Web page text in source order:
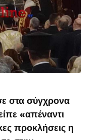
στα σύγχρονα
«απέναντι
προκλήσεις η